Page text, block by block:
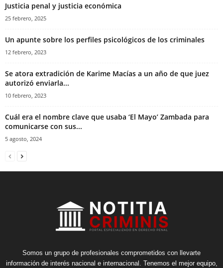
Justicia penal y justicia económica
25 febrero, 2025
Un apunte sobre los perfiles psicológicos de los criminales
12 febrero, 2023
Se atora extradición de Karime Macías a un año de que juez
autorizó enviarla...
10 febrero, 2023
Cuál era el nombre clave que usaba ‘El Mayo’ Zambada para
comunicarse con sus...
5 agosto, 2024
Somos un grupo de profesionales comprometidos con llevarte
información de interés nacional e internacional. Tenemos el mejor equipo,